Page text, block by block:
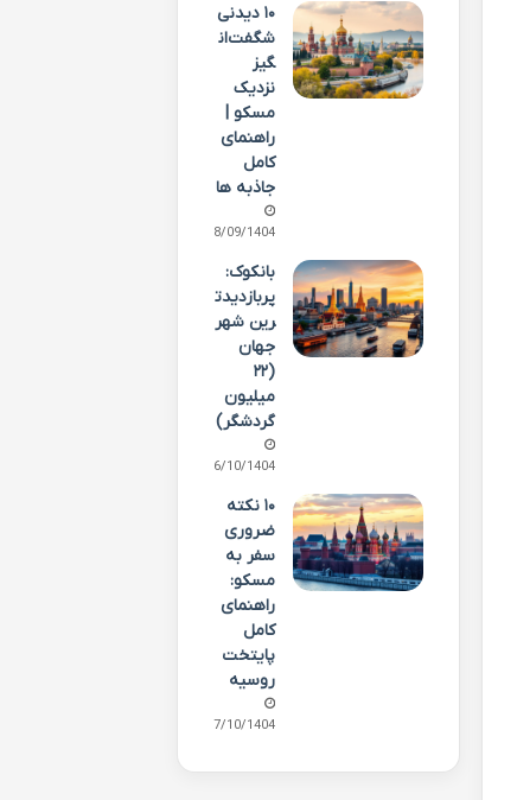
۱۰ دیدنی
شگفت‌ان
گیز
نزدیک
مسکو |
راهنمای
کامل
جاذبه ها
28/09/1404
بانکوک:
پربازدیدت
رین شهر
جهان
(۲۲
میلیون
گردشگر)
06/10/1404
۱۰ نکته
ضروری
سفر به
مسکو:
راهنمای
کامل
پایتخت
روسیه
07/10/1404